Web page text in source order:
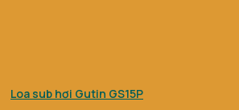
Loa sub hơi Gutin GS15P